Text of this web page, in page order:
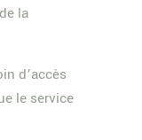
la
d’accès
le service